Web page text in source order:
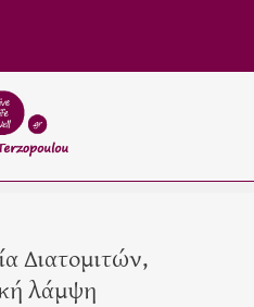
Διατομιτών,
λάμψη